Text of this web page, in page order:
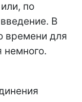
по
В
времени для
немного.